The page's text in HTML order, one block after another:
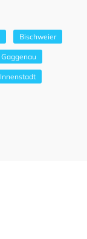
Bischweier
Gaggenau
Innenstadt